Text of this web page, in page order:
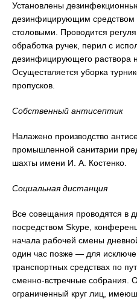
Установлены
дезинфицирующим
столовыми. Проводится
обработка ручек, перил с
дезинфицирующего раствора
Осуществляется уборка
пропусков.
Собственный антисептик
Налажено производство
промышленной санитарии
шахты имени И. А. Костенко.
Социальная дистанция
Все совещания проводятся в
посредством Skype,
начала рабочей смены
один час позже — для
транспортных средствах по
сменно-встречные собрания.
ограниченный круг лиц,